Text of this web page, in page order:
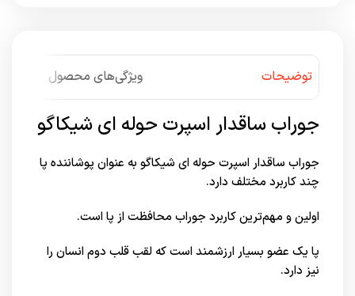
توضیحات ویژگی‌های محصول
جوراب ساقدار اسپرت حوله ای شیکاگو
جوراب ساقدار اسپرت حوله ای شیکاگو به عنوان پوشاننده پا
چند کاربرد مختلف دارد.
اولین و مهم‌ترین کاربرد جوراب محافظت از پا است.
پا یک عضو بسیار ارزشمند است که لقب قلب دوم انسان را
نیز دارد.